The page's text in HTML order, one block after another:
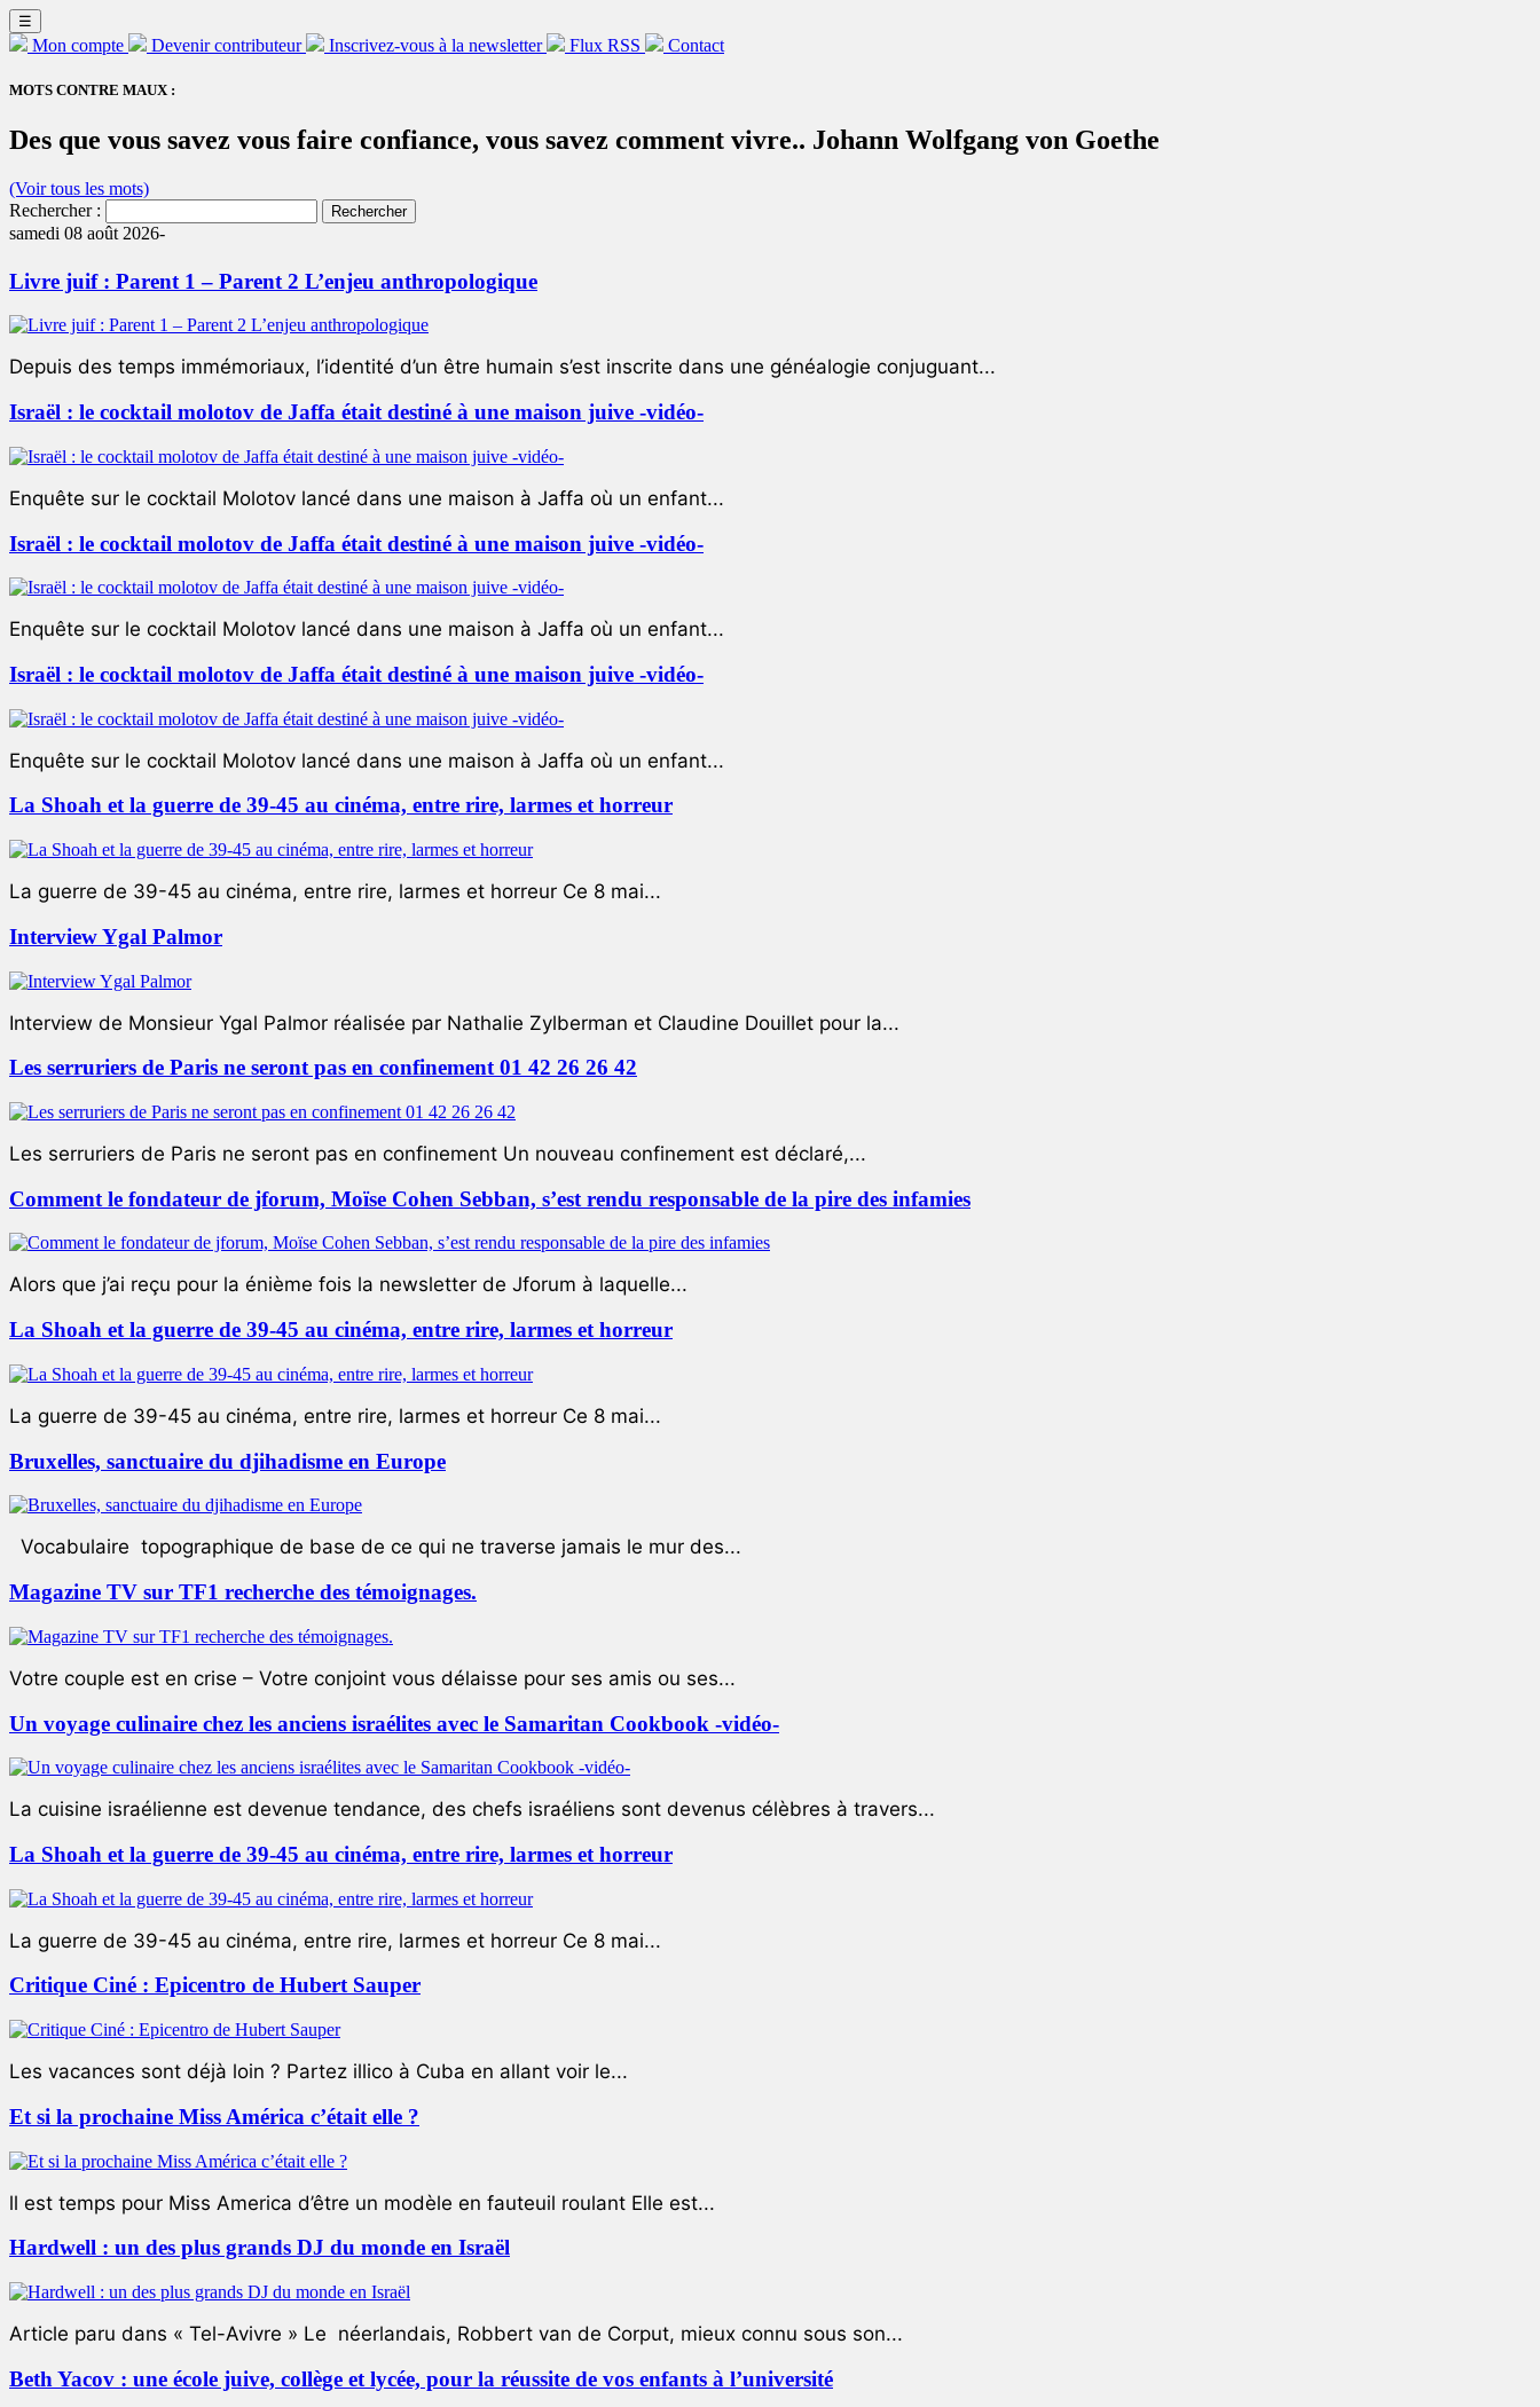
☰
Mon compte Devenir contributeur Inscrivez-vous à la newsletter Flux RSS Contact
MOTS CONTRE MAUX :
Des que vous savez vous faire confiance, vous savez comment vivre.. Johann Wolfgang von Goethe
(Voir tous les mots)
Rechercher :
samedi 08 août 2026-
Livre juif : Parent 1 – Parent 2 L’enjeu anthropologique
Depuis des temps immémoriaux, l’identité d’un être humain s’est inscrite dans une généalogie conjuguant...
Israël : le cocktail molotov de Jaffa était destiné à une maison juive -vidéo-
Enquête sur le cocktail Molotov lancé dans une maison à Jaffa où un enfant...
Israël : le cocktail molotov de Jaffa était destiné à une maison juive -vidéo-
Enquête sur le cocktail Molotov lancé dans une maison à Jaffa où un enfant...
Israël : le cocktail molotov de Jaffa était destiné à une maison juive -vidéo-
Enquête sur le cocktail Molotov lancé dans une maison à Jaffa où un enfant...
La Shoah et la guerre de 39-45 au cinéma, entre rire, larmes et horreur
La guerre de 39-45 au cinéma, entre rire, larmes et horreur Ce 8 mai...
Interview Ygal Palmor
Interview de Monsieur Ygal Palmor réalisée par Nathalie Zylberman et Claudine Douillet pour la...
Les serruriers de Paris ne seront pas en confinement 01 42 26 26 42
Les serruriers de Paris ne seront pas en confinement Un nouveau confinement est déclaré,...
Comment le fondateur de jforum, Moïse Cohen Sebban, s’est rendu responsable de la pire des infamies
Alors que j’ai reçu pour la énième fois la newsletter de Jforum à laquelle...
La Shoah et la guerre de 39-45 au cinéma, entre rire, larmes et horreur
La guerre de 39-45 au cinéma, entre rire, larmes et horreur Ce 8 mai...
Bruxelles, sanctuaire du djihadisme en Europe
Vocabulaire topographique de base de ce qui ne traverse jamais le mur des...
Magazine TV sur TF1 recherche des témoignages.
Votre couple est en crise – Votre conjoint vous délaisse pour ses amis ou ses...
Un voyage culinaire chez les anciens israélites avec le Samaritan Cookbook -vidéo-
La cuisine israélienne est devenue tendance, des chefs israéliens sont devenus célèbres à travers...
La Shoah et la guerre de 39-45 au cinéma, entre rire, larmes et horreur
La guerre de 39-45 au cinéma, entre rire, larmes et horreur Ce 8 mai...
Critique Ciné : Epicentro de Hubert Sauper
Les vacances sont déjà loin ? Partez illico à Cuba en allant voir le...
Et si la prochaine Miss América c’était elle ?
ll est temps pour Miss America d’être un modèle en fauteuil roulant Elle est...
Hardwell : un des plus grands DJ du monde en Israël
Article paru dans « Tel-Avivre » Le néerlandais, Robbert van de Corput, mieux connu sous son...
Beth Yacov : une école juive, collège et lycée, pour la réussite de vos enfants à l’université